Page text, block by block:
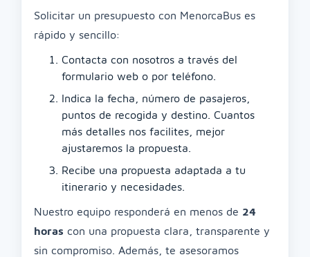
Solicitar un presupuesto con MenorcaBus es
rápido y sencillo:
Contacta con nosotros a través del
formulario web o por teléfono.
Indica la fecha, número de pasajeros,
puntos de recogida y destino. Cuantos
más detalles nos facilites, mejor
ajustaremos la propuesta.
Recibe una propuesta adaptada a tu
itinerario y necesidades.
Nuestro equipo responderá en menos de 24
horas con una propuesta clara, transparente y
sin compromiso. Además, te asesoramos